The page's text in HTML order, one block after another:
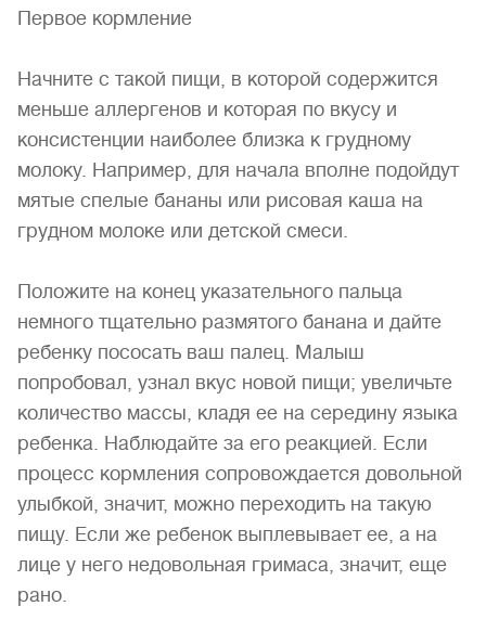
Первое кормление
Начните с такой пищи, в которой содержится
меньше аллергенов и которая по вкусу и
консистенции наиболее близка к грудному
молоку. Например, для начала вполне подойдут
мятые спелые бананы или рисовая каша на
грудном молоке или детской смеси.
Положите на конец указательного пальца
немного тщательно размятого банана и дайте
ребенку пососать ваш палец. Малыш
попробовал, узнал вкус новой пищи; увеличьте
количество массы, кладя ее на середину языка
ребенка. Наблюдайте за его реакцией. Если
процесс кормления сопровождается довольной
улыбкой, значит, можно переходить на такую
пищу. Если же ребенок выплевывает ее, а на
лице у него недовольная гримаса, значит, еще
рано.